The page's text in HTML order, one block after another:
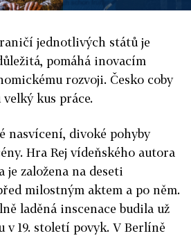
jednotlivých států je
pomáhá inovacím
rozvoji. Česko coby
velký kus práce.
nasvícení, divoké pohyby
Hra Rej vídeňského autora
založena na deseti
milostným aktem a po něm.
laděná inscenace budila už
v 19. století povyk. V Berlíně